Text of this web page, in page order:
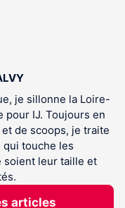
je sillonne la Loire-
pour IJ. Toujours en
de scoops, je traite
touche les
soient leur taille et
articles